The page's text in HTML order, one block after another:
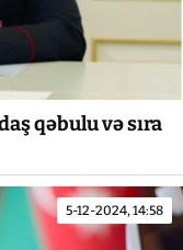
qəbulu və sıra
5-12-2024, 14:58